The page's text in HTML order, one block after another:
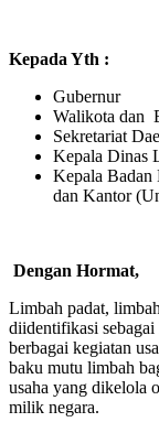
Kepada Yth :
Gubernur
Walikota dan
Sekretariat
Kepala Dinas
Kepala
dan Kantor
Dengan Hormat,
Limbah padat,
diidentifikasi
berbagai kegiatan
baku mutu limbah
usaha yang dikelola
milik negara.